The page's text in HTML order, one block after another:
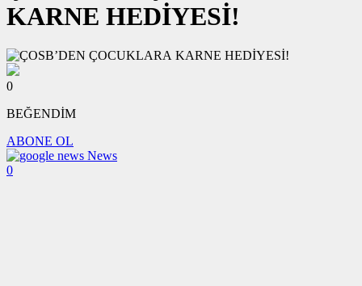
KARNE HEDİYESİ!
0
BEĞENDİM
ABONE OL
News
0